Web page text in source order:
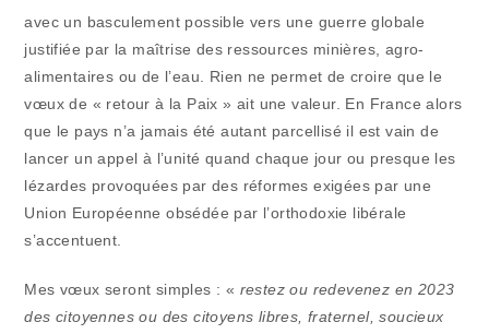
avec un basculement possible vers une guerre globale
justifiée par la maîtrise des ressources minières, agro-
alimentaires ou de l’eau. Rien ne permet de croire que le
vœux de « retour à la Paix » ait une valeur. En France alors
que le pays n’a jamais été autant parcellisé il est vain de
lancer un appel à l’unité quand chaque jour ou presque les
lézardes provoquées par des réformes exigées par une
Union Européenne obsédée par l’orthodoxie libérale
s’accentuent.
Mes vœux seront simples : « restez ou redevenez en 2023
des citoyennes ou des citoyens libres, fraternel, soucieux